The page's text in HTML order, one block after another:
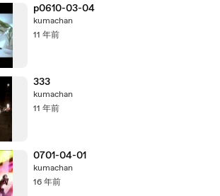
p0610-03-04
kumachan
11 年前
333
kumachan
11 年前
0701-04-01
kumachan
16 年前